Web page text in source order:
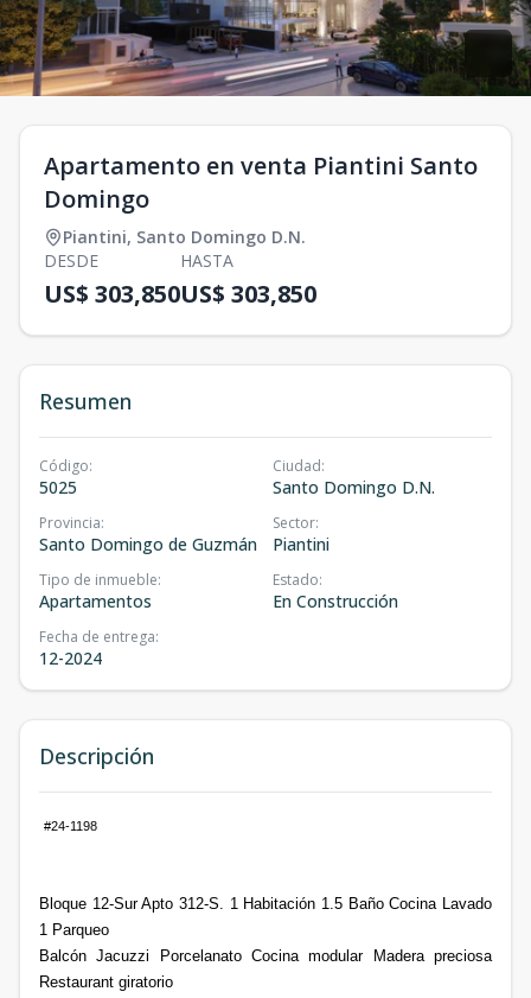
Apartamento en venta Piantini Santo
Domingo
Piantini, Santo Domingo D.N.
DESDE
US$ 303,850
HASTA
US$ 303,850
Resumen
Código:
5025
Ciudad:
Santo Domingo D.N.
Provincia:
Santo Domingo de Guzmán
Sector:
Piantini
Tipo de inmueble:
Apartamentos
Estado:
En Construcción
Fecha de entrega:
12-2024
Descripción
#24-1198
Bloque 12-Sur Apto 312-S. 1 Habitación 1.5 Baño Cocina Lavado
1 Parqueo
Balcón Jacuzzi Porcelanato Cocina modular Madera preciosa
Restaurant giratorio